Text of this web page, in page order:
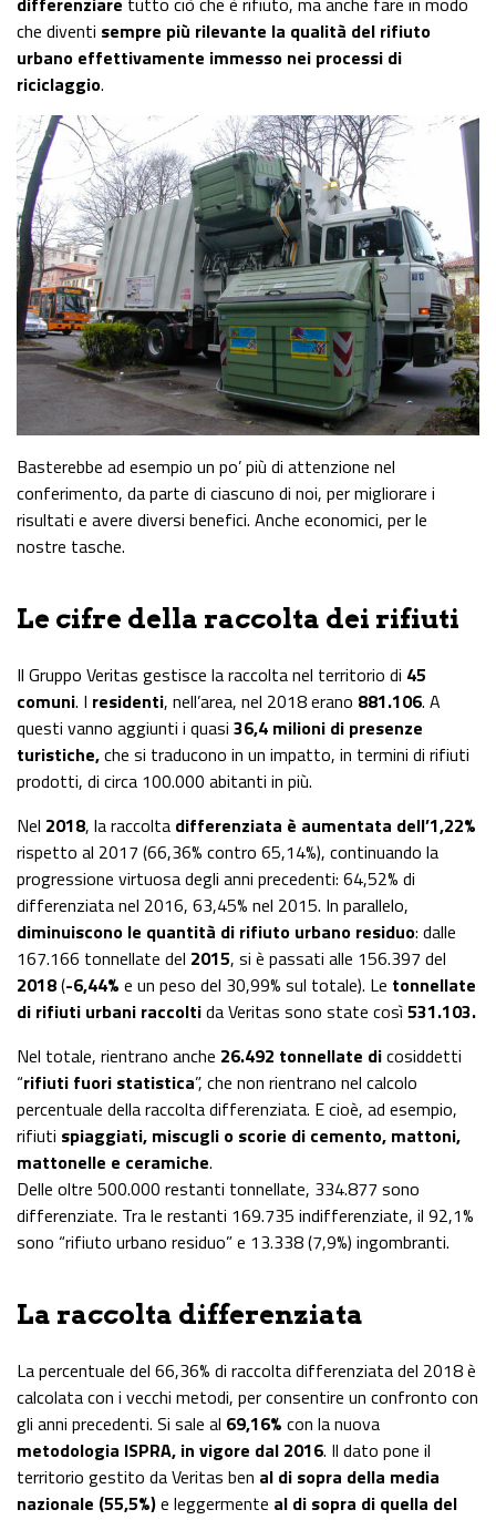
che diventi sempre più rilevante la qualità del rifiuto
urbano effettivamente immesso nei processi di
riciclaggio.
Basterebbe ad esempio un po’ più di attenzione nel
conferimento, da parte di ciascuno di noi, per migliorare i
risultati e avere diversi benefici. Anche economici, per le
nostre tasche.
Le cifre della raccolta dei rifiuti
Il Gruppo Veritas gestisce la raccolta nel territorio di 45
comuni. I residenti, nell’area, nel 2018 erano 881.106. A
questi vanno aggiunti i quasi 36,4 milioni di presenze
turistiche,che si traducono in un impatto, in termini di rifiuti
prodotti, di circa 100.000 abitanti in più.
Nel 2018, la raccolta differenziata è aumentata dell’1,22%
rispetto al 2017 (66,36% contro 65,14%), continuando la
progressione virtuosa degli anni precedenti: 64,52% di
differenziata nel 2016, 63,45% nel 2015. In parallelo,
diminuiscono le quantità di rifiuto urbano residuo: dalle
167.166 tonnellate del 2015, si è passati alle 156.397 del
2018(-6,44% e un peso del 30,99% sul totale). Le tonnellate
di rifiuti urbani raccoltida Veritas sono state così531.103.
Nel totale, rientrano anche 26.492 tonnellate dicosiddetti
“rifiuti fuori statistica”, che non rientrano nel calcolo
percentuale della raccolta differenziata. E cioè, ad esempio,
rifiuti spiaggiati, miscugli o scorie di cemento, mattoni,
mattonelle e ceramiche.
Delle oltre 500.000 restanti tonnellate, 334.877 sono
differenziate. Tra le restanti 169.735 indifferenziate, il 92,1%
sono “rifiuto urbano residuo” e 13.338 (7,9%) ingombranti.
La raccolta differenziata
La percentuale del 66,36% di raccolta differenziata del 2018 è
calcolata con i vecchi metodi, per consentire un confronto con
gli anni precedenti. Si sale al 69,16% con la nuova
metodologia ISPRA, in vigore dal 2016. Il dato pone il
territorio gestito da Veritas ben al di sopra della media
nazionale (55,5%)e leggermente al di sopra di quella del